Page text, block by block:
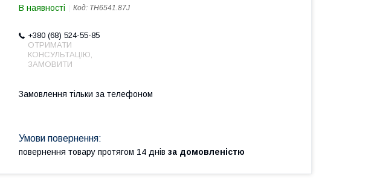
В наявності Код: TH6541.87J
+380 (68) 524-55-85
ОТРИМАТИ
КОНСУЛЬТАЦІЮ,
ЗАМОВИТИ
Замовлення тільки за телефоном
повернення товару протягом 14 днів за домовленістю